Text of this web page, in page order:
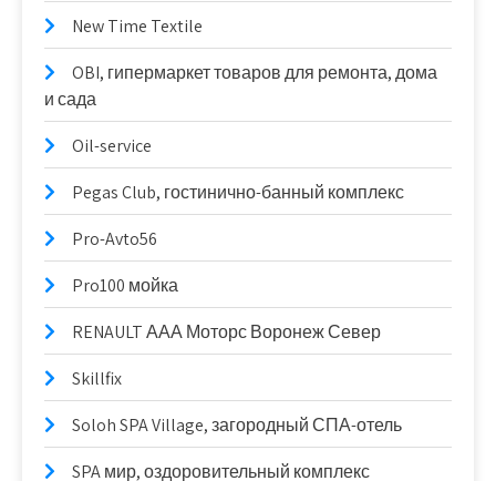
New Time Textile
OBI, гипермаркет товаров для ремонта, дома
и сада
Oil-service
Pegas Club, гостинично-банный комплекс
Pro-Avto56
Pro100 мойка
RENAULT ААА Моторс Воронеж Север
Skillfix
Soloh SPA Village, загородный СПА-отель
SPA мир, оздоровительный комплекс